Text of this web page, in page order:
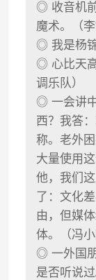
◎ 收音机
魔术。（李
◎ 我是杨
◎ 心比天
调乐队）
◎ 一会讲
西？我答
称。老外
大量使用
他，我们
了：文化
由，但媒
体。（冯小
◎ 一外国
是否听说